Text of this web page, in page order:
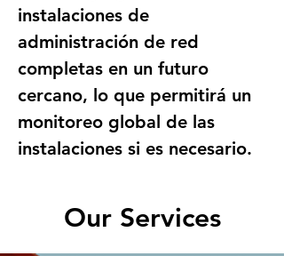
instalaciones de
administración de red
completas en un futuro
cercano, lo que permitirá un
monitoreo global de las
instalaciones si es necesario.
Our Services